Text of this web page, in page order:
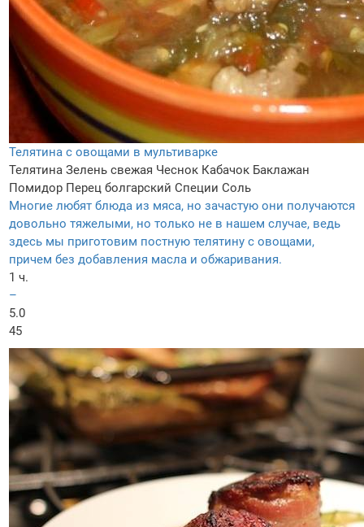
Телятина с овощами в мультиварке
Телятина Зелень свежая Чеснок Кабачок Баклажан
Помидор Перец болгарский Специи Соль
Многие любят блюда из мяса, но зачастую они получаются
довольно тяжелыми, но только не в нашем случае, ведь
здесь мы приготовим постную телятину с овощами,
причем без добавления масла и обжаривания.
1 ч.
–
5.0
45